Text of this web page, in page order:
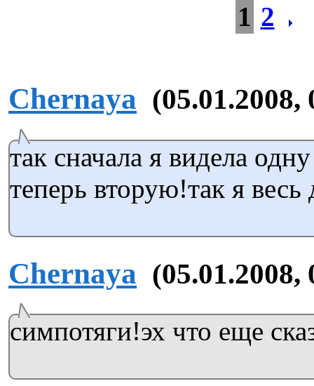
1 2
Chernaya (05.01.2008,
так сначала я видела
теперь вторую!так я
Chernaya (05.01.2008,
симпотяги!эх что еще